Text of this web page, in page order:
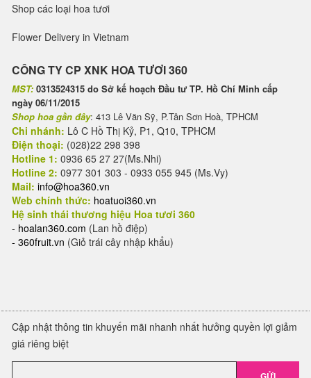
Shop các loại hoa tươi
Flower Delivery in Vietnam
CÔNG TY CP XNK HOA TƯƠI 360
MST: 0313524315 do Sở kế hoạch Đầu tư TP. Hồ Chí Minh cấp
ngày 06/11/2015
Shop hoa gần đây: 413 Lê Văn Sỹ, P.Tân Sơn Hoà, TPHCM
Chi nhánh: Lô C Hồ Thị Kỷ, P1, Q10, TPHCM
Điện thoại: (028)22 298 398
Hotline 1: 0936 65 27 27(Ms.Nhi)
Hotline 2: 0977 301 303 - 0933 055 945 (Ms.Vy)
Mail: info@hoa360.vn
Web chính thức: hoatuoi360.vn
Hệ sinh thái thương hiệu Hoa tươi 360
- hoalan360.com (Lan hồ điệp)
- 360fruit.vn (Giỏ trái cây nhập khẩu)
Cập nhật thông tin khuyến mãi nhanh nhất hưởng quyền lợi giảm
giá riêng biệt